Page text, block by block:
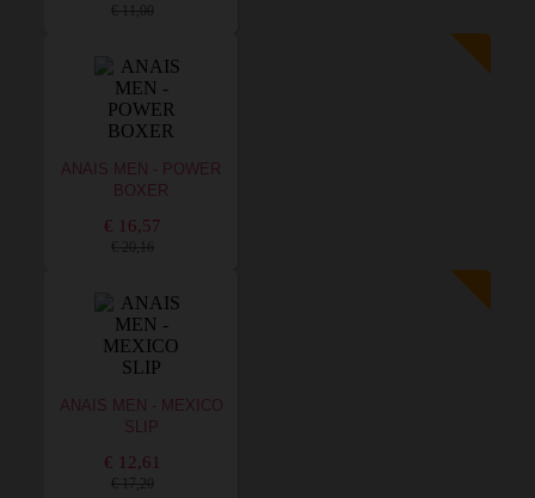
€ 11,00
ANAIS MEN - POWER
BOXER
€ 16,57
€ 20,16
ANAIS MEN - MEXICO
SLIP
€ 12,61
€ 17,20